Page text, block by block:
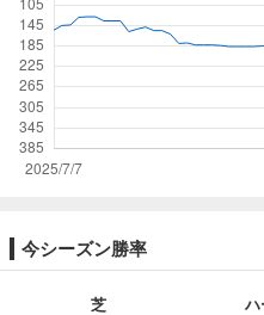
今シーズン勝率
芝 ハ